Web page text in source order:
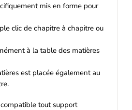
mis en forme pour
clic de chapitre à chapitre ou
à la table des matières
est placée également au
compatible tout support